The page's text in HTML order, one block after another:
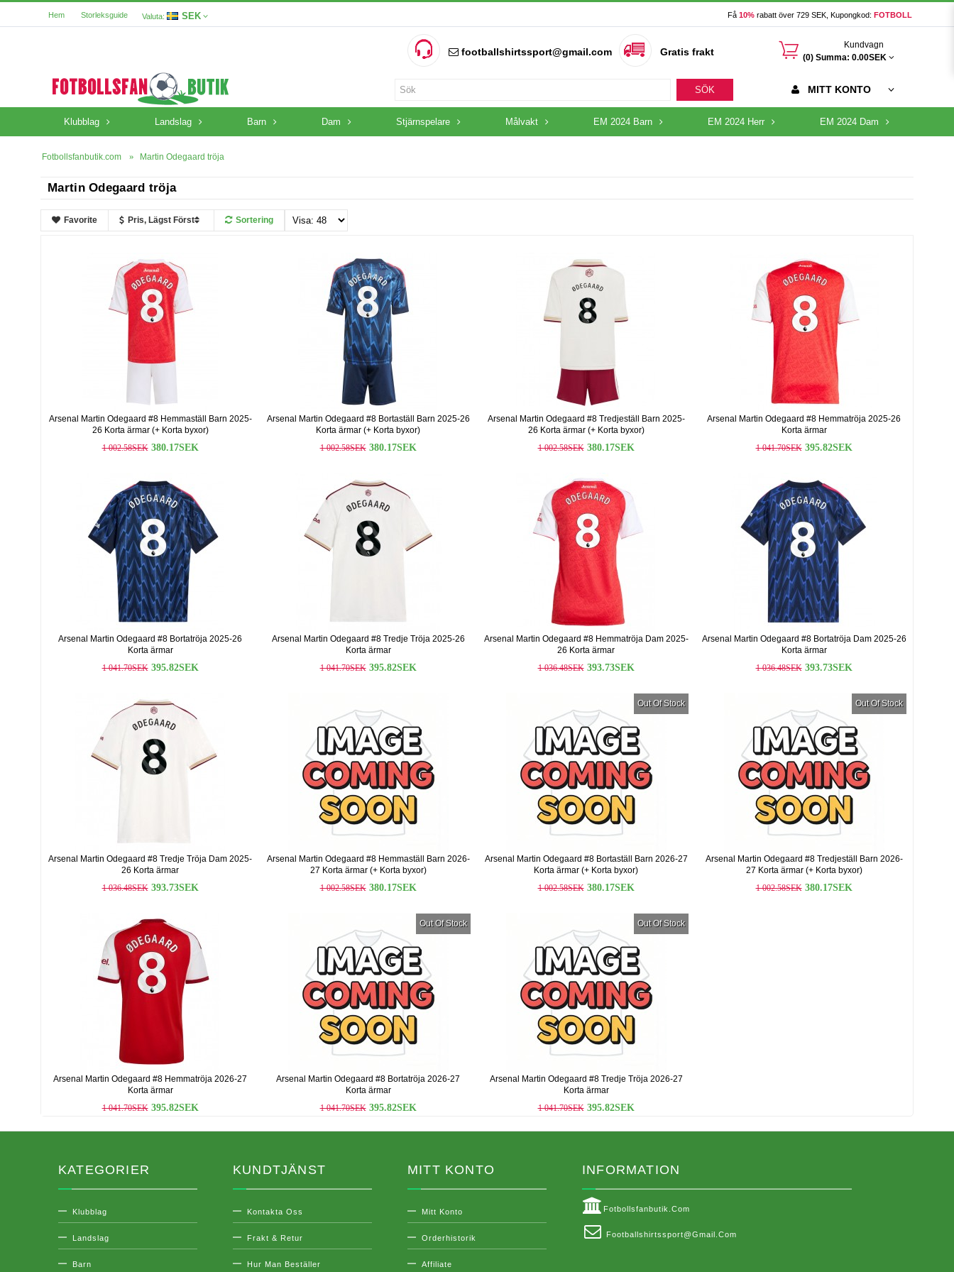
Hem Storleksguide Valuta: SEK Få 10% rabatt över 729 SEK, Kupongkod: FOTBOLL
footballshirtssport@gmail.com Gratis frakt 󰃦
Kundvagn
(0) Summa: 0.00SEK
SÖK MITT KONTO
Klubblag Landslag Barn Dam Stjärnspelare Målvakt EM 2024 Barn EM 2024 Herr EM 2024 Dam
Fotbollsfanbutik.com Martin Odegaard tröja
Martin Odegaard tröja
Favorite Pris, Lägst Först Sortering
Arsenal Martin Odegaard #8 Hemmaställ Barn 2025-
26 Korta ärmar (+ Korta byxor)
1 002.58SEK 380.17SEK
Arsenal Martin Odegaard #8 Bortaställ Barn 2025-26
Korta ärmar (+ Korta byxor)
1 002.58SEK 380.17SEK
Arsenal Martin Odegaard #8 Tredjeställ Barn 2025-
26 Korta ärmar (+ Korta byxor)
1 002.58SEK 380.17SEK
Arsenal Martin Odegaard #8 Hemmatröja 2025-26
Korta ärmar
1 041.70SEK 395.82SEK
Arsenal Martin Odegaard #8 Bortatröja 2025-26
Korta ärmar
1 041.70SEK 395.82SEK
Arsenal Martin Odegaard #8 Tredje Tröja 2025-26
Korta ärmar
1 041.70SEK 395.82SEK
Arsenal Martin Odegaard #8 Hemmatröja Dam 2025-
26 Korta ärmar
1 036.48SEK 393.73SEK
Arsenal Martin Odegaard #8 Bortatröja Dam 2025-26
Korta ärmar
1 036.48SEK 393.73SEK
Arsenal Martin Odegaard #8 Tredje Tröja Dam 2025-
26 Korta ärmar
1 036.48SEK 393.73SEK
Arsenal Martin Odegaard #8 Hemmaställ Barn 2026-
27 Korta ärmar (+ Korta byxor)
1 002.58SEK 380.17SEK
Out Of Stock
Arsenal Martin Odegaard #8 Bortaställ Barn 2026-27
Korta ärmar (+ Korta byxor)
1 002.58SEK 380.17SEK
Out Of Stock
Arsenal Martin Odegaard #8 Tredjeställ Barn 2026-
27 Korta ärmar (+ Korta byxor)
1 002.58SEK 380.17SEK
Arsenal Martin Odegaard #8 Hemmatröja 2026-27
Korta ärmar
1 041.70SEK 395.82SEK
Out Of Stock
Arsenal Martin Odegaard #8 Bortatröja 2026-27
Korta ärmar
1 041.70SEK 395.82SEK
Out Of Stock
Arsenal Martin Odegaard #8 Tredje Tröja 2026-27
Korta ärmar
1 041.70SEK 395.82SEK
KATEGORIER
Klubblag
Landslag
Barn
KUNDTJÄNST
Kontakta Oss
Frakt & Retur
Hur Man Beställer
MITT KONTO
Mitt Konto
Orderhistorik
Affiliate
INFORMATION
Fotbollsfanbutik.com
Footballshirtssport@gmail.com